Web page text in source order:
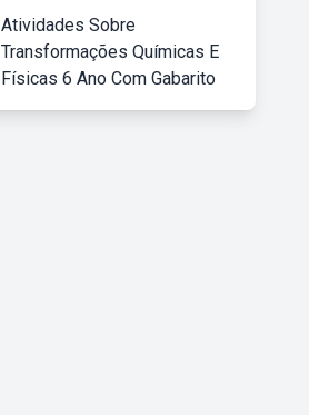
Atividades Sobre
Transformações Químicas E
Físicas 6 Ano Com Gabarito